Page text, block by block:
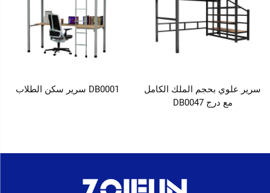
سرير علوي بحجم الملك الكامل
مع درج DB0047
DB0001 سرير سكن الطلاب